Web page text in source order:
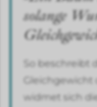
solange
So beschreibt
widmet sich